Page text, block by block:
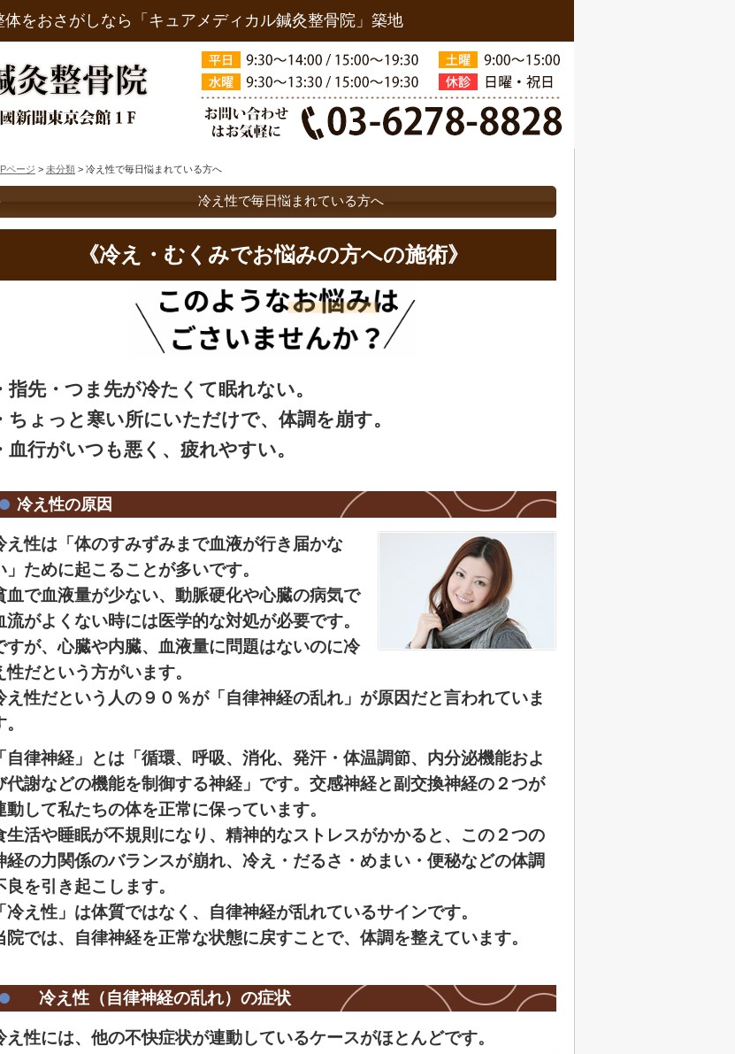
体をおさがしなら「キュアメディカル鍼灸整骨院」築地
ページ > 未分類 > 冷え性で毎日悩まれている方へ
冷え性で毎日悩まれている方へ
《冷え・むくみでお悩みの方への施術》
指先・つま先が冷たくて眠れない。
ちょっと寒い所にいただけで、体調を崩す。
血行がいつも悪く、疲れやすい。
冷え性の原因
え性は「体のすみずみまで血液が行き届かな
」ために起こることが多いです。
血で血液量が少ない、動脈硬化や心臓の病気で
流がよくない時には医学的な対処が必要です。
すが、心臓や内臓、血液量に問題はないのに冷
性だという方がいます。
え性だという人の９０％が「自律神経の乱れ」が原因だと言われていま
「自律神経」とは「循環、呼吸、消化、発汗・体温調節、内分泌機能およ
代謝などの機能を制御する神経」です。交感神経と副交換神経の２つが
動して私たちの体を正常に保っています。
生活や睡眠が不規則になり、精神的なストレスがかかると、この２つの
経の力関係のバランスが崩れ、冷え・だるさ・めまい・便秘などの体調
良を引き起こします。
「冷え性」は体質ではなく、自律神経が乱れているサインです。
院では、自律神経を正常な状態に戻すことで、体調を整えています。
冷え性（自律神経の乱れ）の症状
え性には、他の不快症状が連動しているケースがほとんどです。